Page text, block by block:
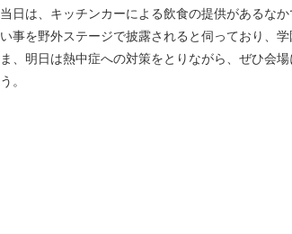
当日は、キッチンカーによる飲食の提供があるな
い事を野外ステージで披露されると伺っており、
ま、明日は熱中症への対策をとりながら、ぜひ会
う。